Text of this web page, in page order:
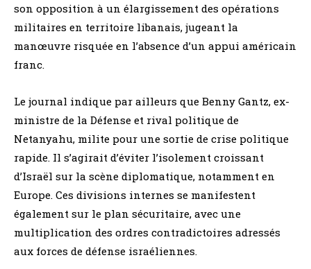
son opposition à un élargissement des opérations
militaires en territoire libanais, jugeant la
manœuvre risquée en l’absence d’un appui américain
franc.
Le journal indique par ailleurs que Benny Gantz, ex-
ministre de la Défense et rival politique de
Netanyahu, milite pour une sortie de crise politique
rapide. Il s’agirait d’éviter l’isolement croissant
d’Israël sur la scène diplomatique, notamment en
Europe. Ces divisions internes se manifestent
également sur le plan sécuritaire, avec une
multiplication des ordres contradictoires adressés
aux forces de défense israéliennes.